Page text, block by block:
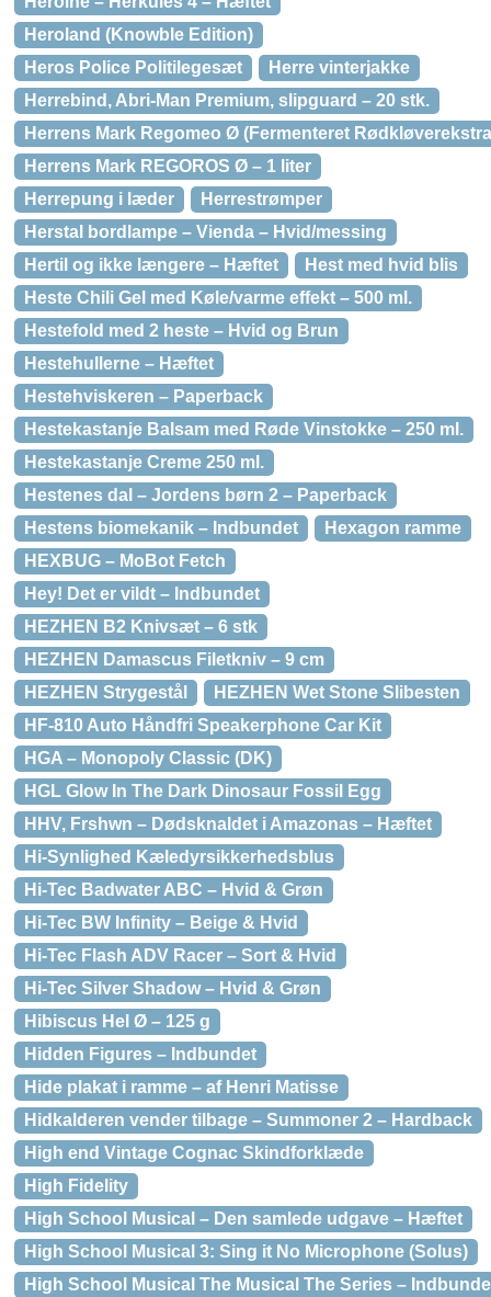
Heroland (Knowble Edition)
Heros Police Politilegesæt
Herre vinterjakke
Herrebind, Abri-Man Premium, slipguard – 20 stk.
Herrens Mark Regomeo Ø (Fermenteret
Herrens Mark REGOROS Ø – 1 liter
Herrepung i læder
Herrestrømper
Herstal bordlampe – Vienda – Hvid/messing
Hertil og ikke længere – Hæftet
Hest med hvid blis
Heste Chili Gel med Køle/varme effekt – 500 ml.
Hestefold med 2 heste – Hvid og Brun
Hestehullerne – Hæftet
Hestehviskeren – Paperback
Hestekastanje Balsam med Røde Vinstokke – 250 ml.
Hestekastanje Creme 250 ml.
Hestenes dal – Jordens børn 2 – Paperback
Hestens biomekanik – Indbundet
Hexagon ramme
HEXBUG – MoBot Fetch
Hey! Det er vildt – Indbundet
HEZHEN B2 Knivsæt – 6 stk
HEZHEN Damascus Filetkniv – 9 cm
HEZHEN Strygestål
HEZHEN Wet Stone Slibesten
HF-810 Auto Håndfri Speakerphone Car Kit
HGA – Monopoly Classic (DK)
HGL Glow In The Dark Dinosaur Fossil Egg
HHV, Frshwn – Dødsknaldet i Amazonas – Hæftet
Hi-Synlighed Kæledyrsikkerhedsblus
Hi-Tec Badwater ABC – Hvid & Grøn
Hi-Tec BW Infinity – Beige & Hvid
Hi-Tec Flash ADV Racer – Sort & Hvid
Hi-Tec Silver Shadow – Hvid & Grøn
Hibiscus Hel Ø – 125 g
Hidden Figures – Indbundet
Hide plakat i ramme – af Henri Matisse
Hidkalderen vender tilbage – Summoner 2 – Hardback
High end Vintage Cognac Skindforklæde
High Fidelity
High School Musical – Den samlede udgave – Hæftet
High School Musical 3: Sing it No Microphone (Solus)
High School Musical The Musical The Series –